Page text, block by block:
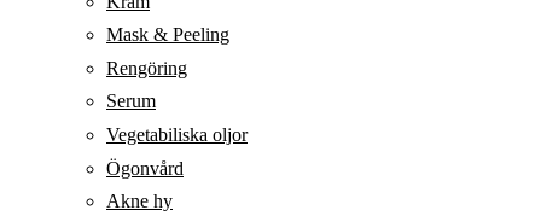
Mask & Peeling
Rengöring
Serum
Vegetabiliska oljor
Ögonvård
Akne hy